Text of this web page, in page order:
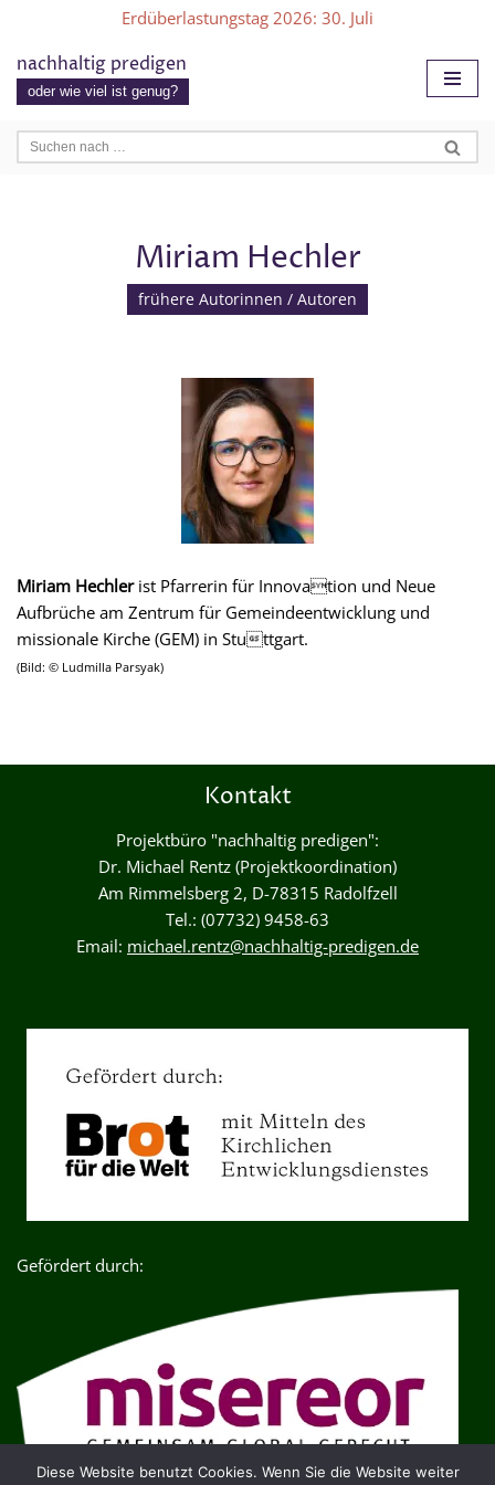
Zum
Inhalt
Erdüberlastungstag 2026: 30. Juli
nachhaltig predigen
oder wie viel ist genug?
Miriam Hechler
frühere Autorinnen / Autoren
Miriam Hechlerist Pfarrerin für Innovation und Neue
Aufbrüche am Zentrum für Gemeindeentwicklung und
missionale Kirche (GEM) in Stuttgart.
(Bild: © Ludmilla Parsyak)
Kontakt
Projektbüro "nachhaltig predigen":
Dr. Michael Rentz (Projektkoordination)
Am Rimmelsberg 2, D-78315 Radolfzell
Tel.: (07732) 9458-63
Email: michael.rentz@nachhaltig-predigen.de
Gefördert durch:
Diese Website benutzt Cookies. Wenn Sie die Website weiter